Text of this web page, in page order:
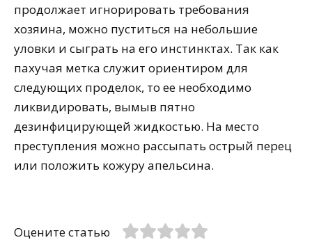
продолжает игнорировать требования
хозяина, можно пуститься на небольшие
уловки и сыграть на его инстинктах. Так как
пахучая метка служит ориентиром для
следующих проделок, то ее необходимо
ликвидировать, вымыв пятно
дезинфицирующей жидкостью. На место
преступления можно рассыпать острый перец
или положить кожуру апельсина.
Оцените статью